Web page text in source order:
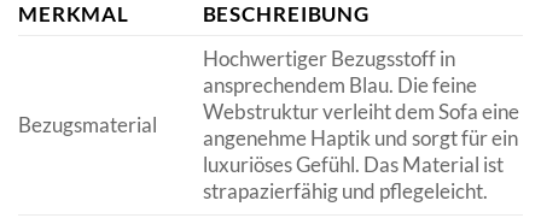
MERKMAL BESCHREIBUNG
Bezugsmaterial
Hochwertiger Bezugsstoff in
ansprechendem Blau. Die feine
Webstruktur verleiht dem Sofa eine
angenehme Haptik und sorgt für ein
luxuriöses Gefühl. Das Material ist
strapazierfähig und pflegeleicht.